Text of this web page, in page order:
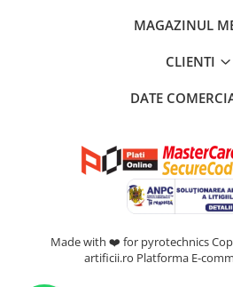
MAGAZINUL
CLIENTI
DATE
Made with ❤️ for pyrotechnics
artificii.ro Platforma E-